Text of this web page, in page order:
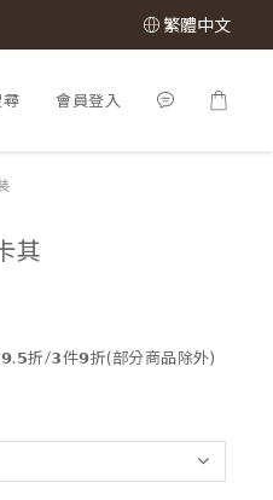
繁體中文
𝟝𝟘% 𝕠𝕗𝕗 所有商品 𝙈𝙇𝘽
會員登入
其
折/𝟯件𝟵折(部分商品除外)